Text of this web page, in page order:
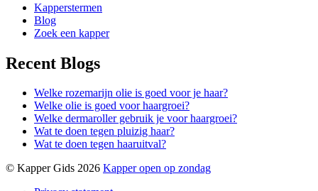
Kapperstermen
Blog
Zoek een kapper
Recent Blogs
Welke rozemarijn olie is goed voor je haar?
Welke olie is goed voor haargroei?
Welke dermaroller gebruik je voor haargroei?
Wat te doen tegen pluizig haar?
Wat te doen tegen haaruitval?
© Kapper Gids 2026 Kapper open op zondag